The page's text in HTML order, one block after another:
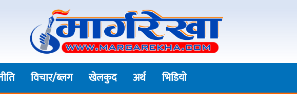
विचार/ब्लग खेलकुद अर्थ भिडियाे